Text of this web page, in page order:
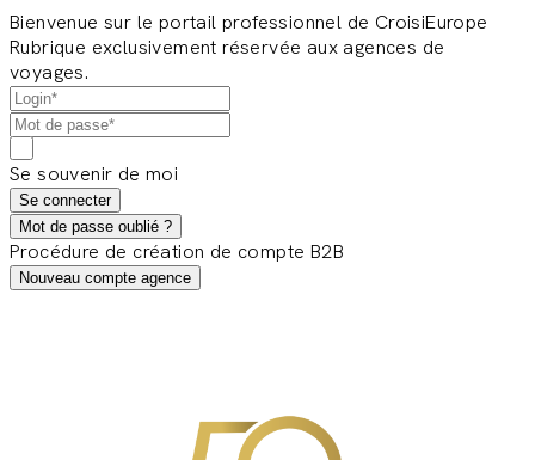
Bienvenue sur le portail professionnel de CroisiEurope
Rubrique exclusivement réservée aux agences de
voyages.
Se souvenir de moi
Se connecter
Mot de passe oublié ?
Procédure de création de compte B2B
Nouveau compte agence